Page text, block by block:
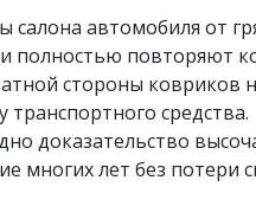
автомобиля от
полностью повторяют
стороны ковриков
средства.
доказательство
многих лет без потери